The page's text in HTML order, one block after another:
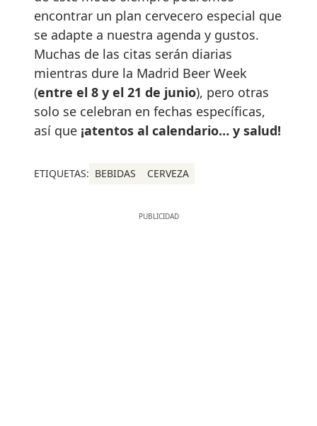
encontrar un plan cervecero especial que
se adapte a nuestra agenda y gustos.
Muchas de las citas serán diarias
mientras dure la Madrid Beer Week
(entre el 8 y el 21 de junio), pero otras
solo se celebran en fechas específicas,
así que ¡atentos al calendario… y salud!
ETIQUETAS: BEBIDAS CERVEZA